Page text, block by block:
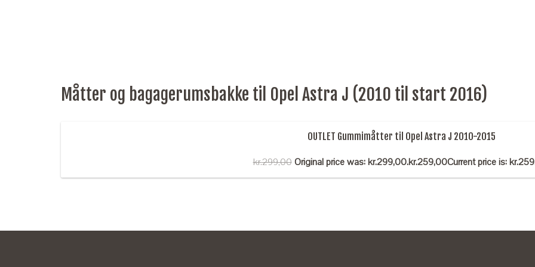
Måtter og bagagerumsbakke til Opel Astra J (2010 til start 2016)
OUTLET Gummimåtter til Opel Astra J 2010-2015
kr.299,00 Original price was: kr.299,00.kr.259,00Current price is: